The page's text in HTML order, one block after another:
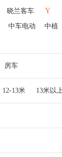
晓兰客车 Y
中车电动 中植
房车
12-13米 13米以